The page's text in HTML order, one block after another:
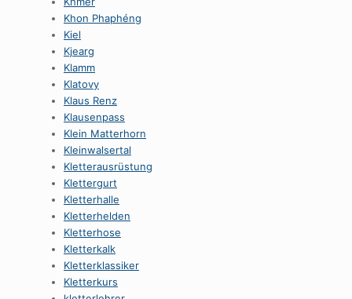
Khon Phaphéng
Kiel
Kjearg
Klamm
Klatovy
Klaus Renz
Klausenpass
Klein Matterhorn
Kleinwalsertal
Kletterausrüstung
Klettergurt
Kletterhalle
Kletterhelden
Kletterhose
Kletterkalk
Kletterklassiker
Kletterkurs